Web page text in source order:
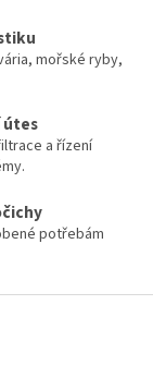
mořské ryby,
útes
a řízení
potřebám